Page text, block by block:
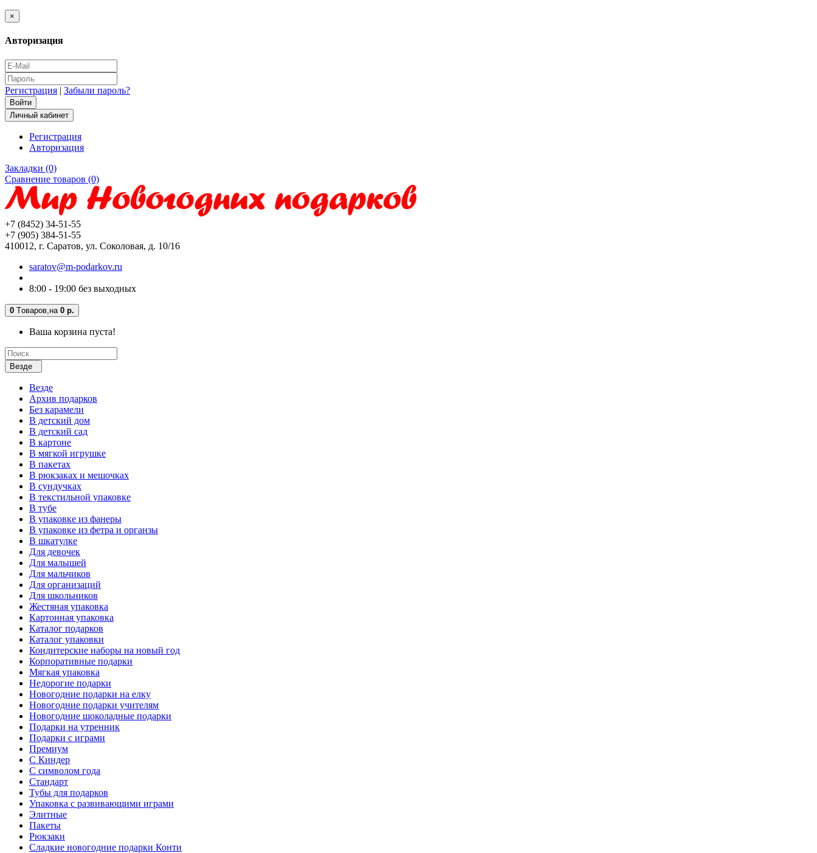
×
Авторизация
Регистрация | Забыли пароль?
Личный кабинет
Регистрация
Авторизация
Закладки (0)
Сравнение товаров (0)
+7 (8452) 34-51-55
+7 (905) 384-51-55
410012, г. Саратов, ул. Соколовая, д. 10/16
saratov@m-podarkov.ru
8:00 - 19:00 без выходных
0 Tоваров, на 0 р.
Ваша корзина пуста!
Везде
Везде
Архив подарков
Без карамели
В детский дом
В детский сад
В картоне
В мягкой игрушке
В пакетах
В рюкзаках и мешочках
В сундучках
В текстильной упаковке
В тубе
В упаковке из фанеры
В упаковке из фетра и органзы
В шкатулке
Для девочек
Для малышей
Для мальчиков
Для организаций
Для школьников
Жестяная упаковка
Картонная упаковка
Каталог подарков
Каталог упаковки
Кондитерские наборы на новый год
Корпоративные подарки
Мягкая упаковка
Недорогие подарки
Новогодние подарки на елку
Новогодние подарки учителям
Новогодние шоколадные подарки
Подарки на утренник
Подарки с играми
Премиум
С Киндер
С символом года
Стандарт
Тубы для подарков
Упаковка с развивающими играми
Элитные
Пакеты
Рюкзаки
Сладкие новогодние подарки Конти